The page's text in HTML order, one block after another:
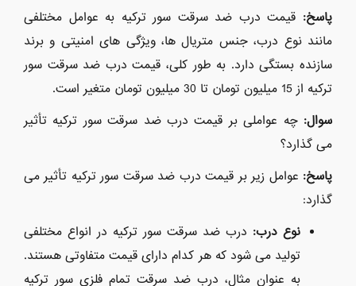
پاسخ: قیمت درب ضد سرقت سور ترکیه به عوامل مختلفی
مانند نوع درب، جنس متریال ها، ویژگی های امنیتی و برند
سازنده بستگی دارد. به طور کلی، قیمت درب ضد سرقت سور
ترکیه از 15 میلیون تومان تا 30 میلیون تومان متغیر است.
سوال: چه عواملی بر قیمت درب ضد سرقت سور ترکیه تأثیر
می گذارد؟
پاسخ: عوامل زیر بر قیمت درب ضد سرقت سور ترکیه تأثیر می
گذارد:
نوع درب: درب ضد سرقت سور ترکیه در انواع مختلفی
تولید می شود که هر کدام دارای قیمت متفاوتی هستند.
به عنوان مثال، درب ضد سرقت تمام فلزی سور ترکیه